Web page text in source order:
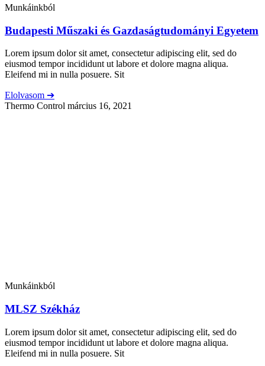
Munkáinkból
Budapesti Műszaki és Gazdaságtudományi Egyetem
Lorem ipsum dolor sit amet, consectetur adipiscing elit, sed do
eiusmod tempor incididunt ut labore et dolore magna aliqua.
Eleifend mi in nulla posuere. Sit
Elolvasom ➔
Thermo Control március 16, 2021
Munkáinkból
MLSZ Székház
Lorem ipsum dolor sit amet, consectetur adipiscing elit, sed do
eiusmod tempor incididunt ut labore et dolore magna aliqua.
Eleifend mi in nulla posuere. Sit